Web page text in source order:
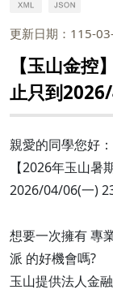
更新日期：115-
【玉山金
止只到
親愛的同學您好：
【2026年玉山
2026/04/06(一)
想要一次擁有 專
派 的好機會嗎?
玉山提供法人金